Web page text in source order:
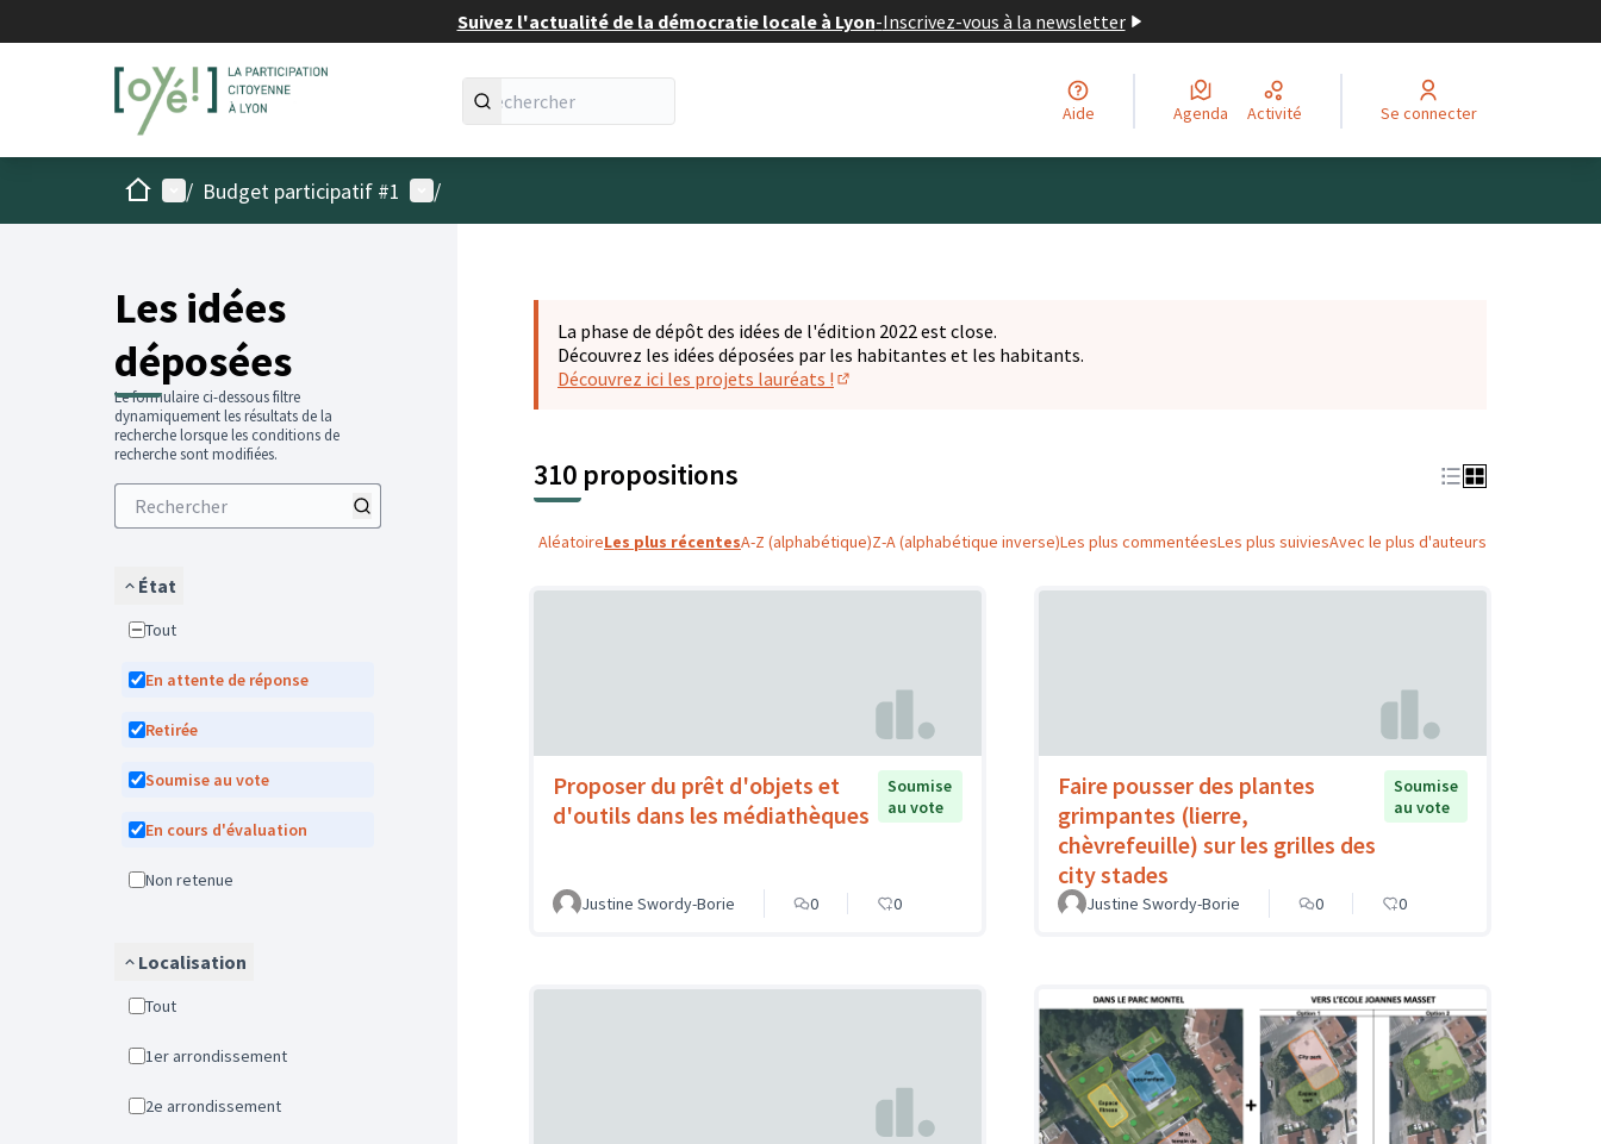
Suivez l'actualité de la démocratie locale à Lyon-Inscrivez-vous à la newsletter
Aide Agenda Activité Se connecter
AccueilMenu principal
/ Budget participatif #1 Menu utilisateur
/
Les idées
déposées
Le formulaire ci-dessous filtre
dynamiquement les résultats de la
recherche lorsque les conditions de
recherche sont modifiées.
État
Tout
En attente de réponse
Retirée
Soumise au vote
En cours d'évaluation
Non retenue
Localisation
Tout
1er arrondissement
2e arrondissement
La phase de dépôt des idées de l'édition 2022 est close.
Découvrez les idées déposées par les habitantes et les habitants.
Découvrez ici les projets lauréats !
310 propositions
AléatoireLes plus récentesA-Z (alphabétique)Z-A (alphabétique inverse)Les plus commentéesLes plus suiviesAvec le plus d'auteurs
Proposer du prêt d'objets et
d'outils dans les médiathèques
Soumise
au vote
Justine Swordy-Borie 0 0
Faire pousser des plantes
grimpantes (lierre,
chèvrefeuille) sur les grilles des
city stades
Soumise
au vote
Justine Swordy-Borie 0 0